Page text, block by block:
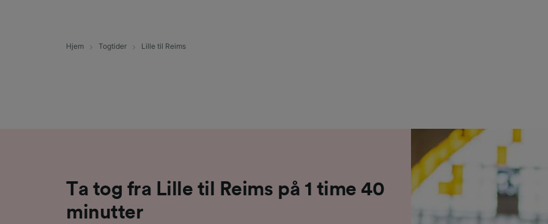
Hjem Togtider Lille til Reims
Ta tog fra Lille til Reims på 1 time 40
minutter